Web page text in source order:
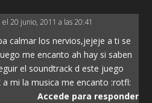
el 20 junio, 2011 a las 20:41
calmar los nervios,jejeje a ti se
me encanto ah hay si saben
el soundtrack d este juego
mi la musica me encanto :rotfl:
Accede para responder